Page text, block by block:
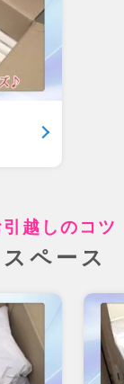
越しのコツ
ペース